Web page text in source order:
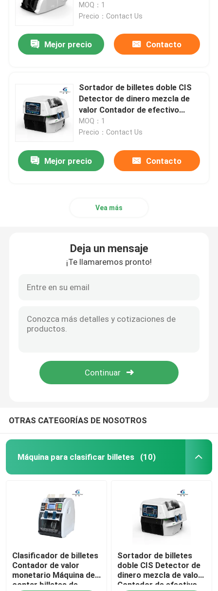
Productos
Sobre nosotros
MOQ：1
Precio：Contact Us
Mejor precio Contacto
Sortador de billetes doble CIS
Detector de dinero mezcla de
valor Contador de efectivo
Contador de dinero máquina
MOQ：1
Precio：Contact Us
Mejor precio Contacto
Vea más
Deja un mensaje
¡Te llamaremos pronto!
OTRAS CATEGORÍAS DE NOSOTROS
Máquina para clasificar billetes (10)
Clasificador de billetes
Contador de valor
monetario Máquina de
contar billetes de
Sortador de billetes
doble CIS Detector de
dinero mezcla de valor
Contador de efectivo